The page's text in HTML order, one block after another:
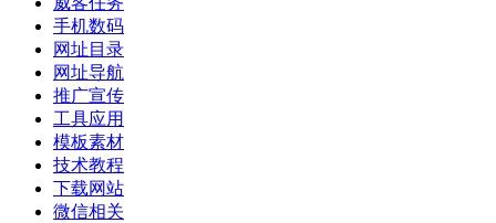
手机数码
网址目录
网址导航
推广宣传
工具应用
模板素材
技术教程
下载网站
微信相关